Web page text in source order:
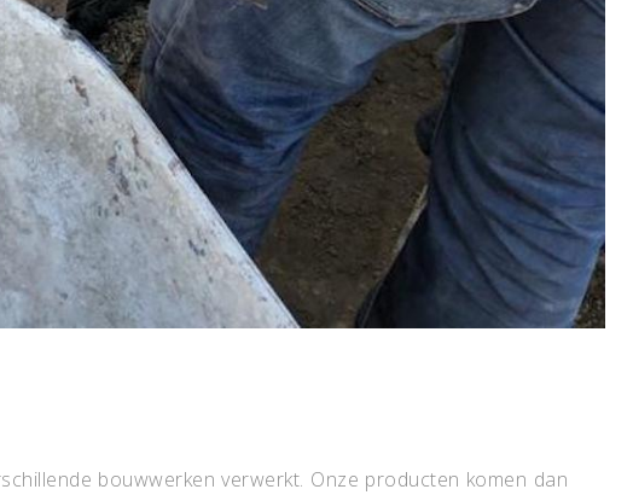
bouwwerken verwerkt. Onze producten komen dan